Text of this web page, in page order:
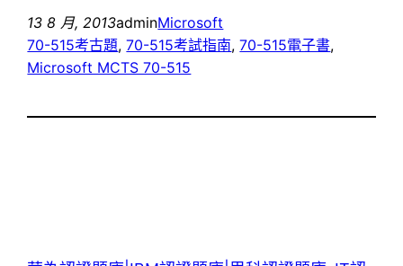
13 8 月, 2013adminMicrosoft
70-515考古題, 70-515考試指南, 70-515電子書
Microsoft MCTS 70-515